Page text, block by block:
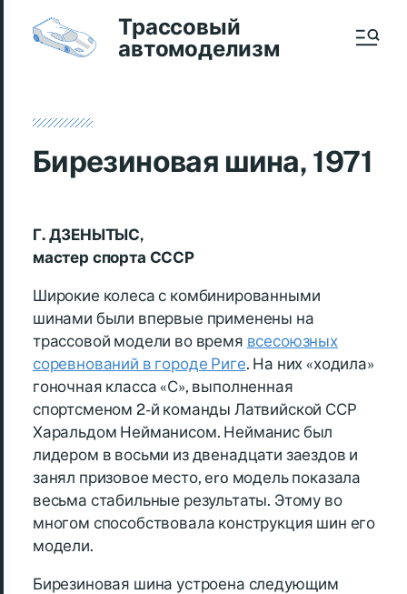
Трассовый
автомоделизм
Бирезиновая шина, 1971
Г. ДЗЕНЫТЫС,
мастер спорта СССР
Широкие колеса с комбинированными
шинами были впервые применены на
трассовой модели во время всесоюзных
соревнований в городе Риге. На них «ходила»
гоночная класса «С», выполненная
спортсменом 2-й команды Латвийской ССР
Харальдом Нейманисом. Нейманис был
лидером в восьми из двенадцати заездов и
занял призовое место, ero модель показала
весьма стабильные результаты. Этому во
многом способствовала конструкция шин его
модели.
Бирезиновая шина устроена следующим